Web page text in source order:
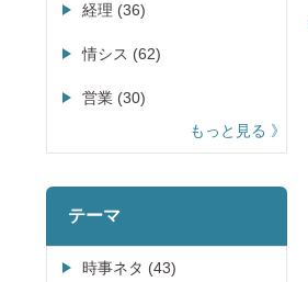
経理 (36)
情シス (62)
営業 (30)
もっと見る
テーマ
時事ネタ (43)